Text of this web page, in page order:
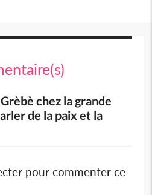
chez la grande
de la paix et la
pour commenter ce